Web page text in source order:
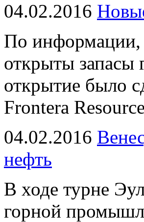
04.02.2016
По
открыты запасы
открытие было
Frontera
04.02.2016
нефть
В ходе турне
горной